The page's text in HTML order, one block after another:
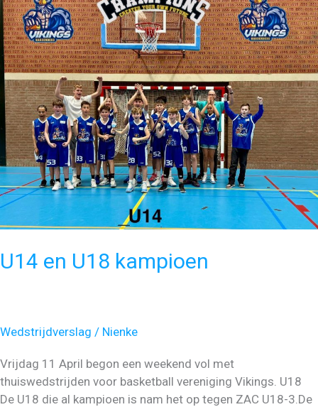
vereniging
Vikings
U14 en U18 kampioen
Wedstrijdverslag / Nienke
Vrijdag 11 April begon een weekend vol met
thuiswedstrijden voor basketball vereniging Vikings. U18
De U18 die al kampioen is nam het op tegen ZAC U18-3.De